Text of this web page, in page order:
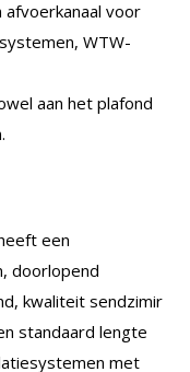
voor
WTW-
aan het plafond
een
doorlopend
kwaliteit sendzimir
standaard lengte
met